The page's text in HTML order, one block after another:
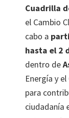
Cuadrilla
el Cambio
cabo a
hasta el 2
dentro de
Energía y
para
ciudadanía